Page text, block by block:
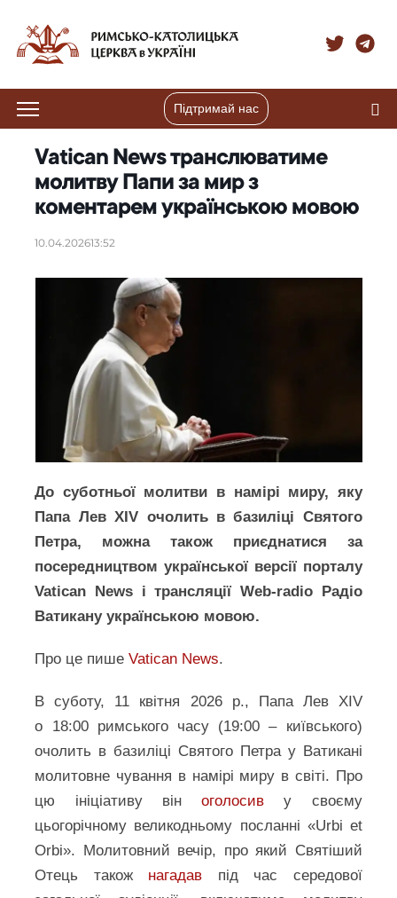
Підтримай нас
Vatican News транслюватиме
молитву Папи за мир з
коментарем українською мовою
10.04.202613:52
До суботньої молитви в намірі миру, яку
Папа Лев XIV очолить в базиліці Святого
Петра, можна також приєднатися за
посередництвом української версії порталу
Vatican News і трансляції Web-radio Радіо
Ватикану українською мовою.
Про це пишеVatican News.
В суботу, 11 квітня 2026 р., Папа Лев XIV
о 18:00 римського часу (19:00 – київського)
очолить в базиліці Святого Петра у Ватикані
молитовне чування в намірі миру в світі. Про
цю ініціативу віноголосив у своєму
цьогорічному великодньому посланні «Urbi et
Orbi». Молитовний вечір, про який Святіший
Отець також нагадав під час середової